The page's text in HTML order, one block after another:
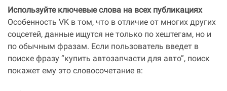
Используйте ключевые слова на всех публикациях
Особенность VK в том, что в отличие от многих других
соцсетей, данные ищутся не только по хештегам, но и
по обычным фразам. Если пользователь введет в
поиске фразу “купить автозапчасти для авто”, поиск
покажет ему это словосочетание в: